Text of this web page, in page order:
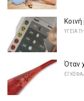
ΥΓΕΊΑ
Όταν